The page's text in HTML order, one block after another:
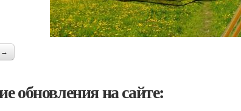
→
обновления на сайте: